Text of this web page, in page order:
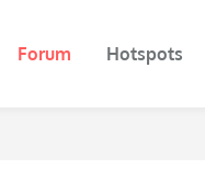
Forum Hotspots